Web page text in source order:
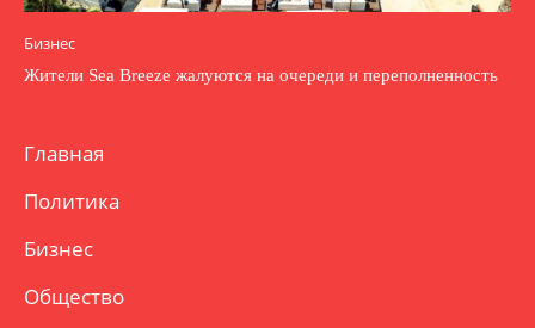
Бизнес
Жители Sea Breeze жалуются на очереди и переполненность
Главная
Политика
Бизнес
Общество